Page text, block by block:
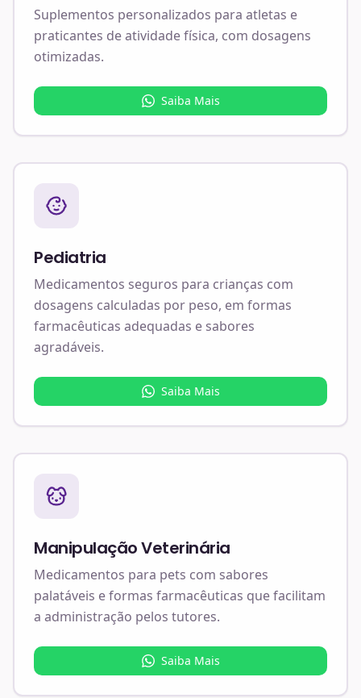
Suplementos personalizados para atletas e
praticantes de atividade física, com dosagens
otimizadas.
Saiba Mais
Pediatria
Medicamentos seguros para crianças com
dosagens calculadas por peso, em formas
farmacêuticas adequadas e sabores
agradáveis.
Saiba Mais
Manipulação Veterinária
Medicamentos para pets com sabores
palatáveis e formas farmacêuticas que facilitam
a administração pelos tutores.
Saiba Mais